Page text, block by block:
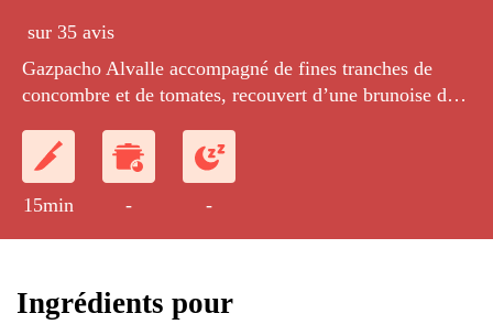
sur 35 avis
Gazpacho Alvalle accompagné de fines tranches de
concombre et de tomates, recouvert d’une brunoise de
huile d’olive et vinaigre balsamique réduit, finition
avec des graines de sésames torréfiés
15min
- -
Ingrédients pour